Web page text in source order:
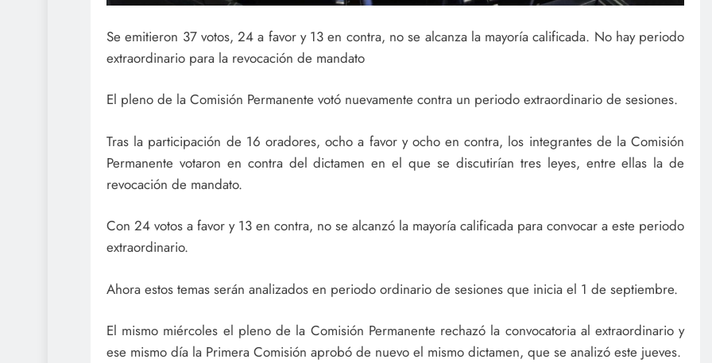
Se emitieron 37 votos, 24 a favor y 13 en contra, no se alcanza la mayoría calificada. No hay periodo
extraordinario para la revocación de mandato
El pleno de la Comisión Permanente votó nuevamente contra un periodo extraordinario de sesiones.
Tras la participación de 16 oradores, ocho a favor y ocho en contra, los integrantes de la Comisión
Permanente votaron en contra del dictamen en el que se discutirían tres leyes, entre ellas la de
revocación de mandato.
Con 24 votos a favor y 13 en contra, no se alcanzó la mayoría calificada para convocar a este periodo
extraordinario.
Ahora estos temas serán analizados en periodo ordinario de sesiones que inicia el 1 de septiembre.
El mismo miércoles el pleno de la Comisión Permanente rechazó la convocatoria al extraordinario y
ese mismo día la Primera Comisión aprobó de nuevo el mismo dictamen, que se analizó este jueves.